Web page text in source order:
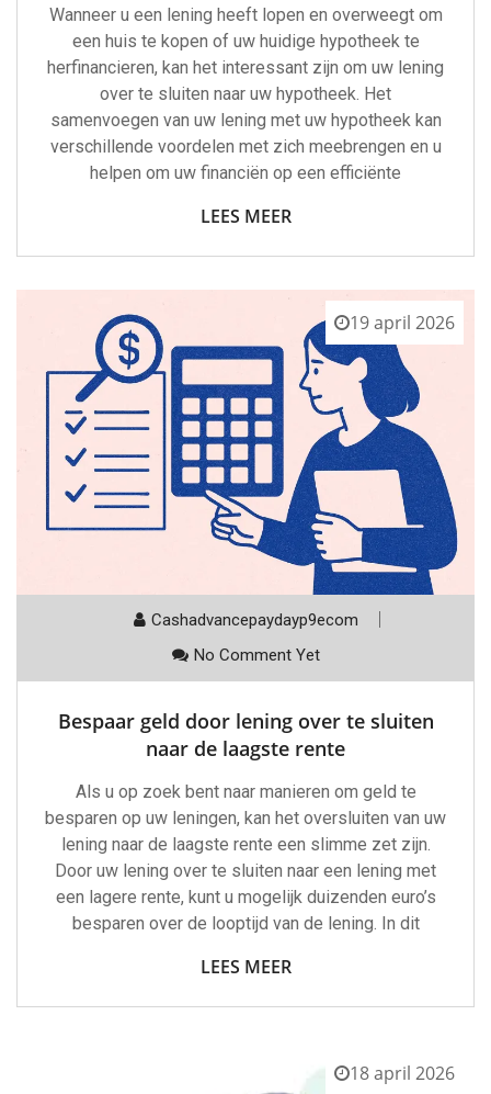
Wanneer u een lening heeft lopen en overweegt om
een huis te kopen of uw huidige hypotheek te
herfinancieren, kan het interessant zijn om uw lening
over te sluiten naar uw hypotheek. Het
samenvoegen van uw lening met uw hypotheek kan
verschillende voordelen met zich meebrengen en u
helpen om uw financiën op een efficiënte
LEES MEER
19 april 2026
Cashadvancepaydayp9ecom
No Comment Yet
Bespaar geld door lening over te sluiten
naar de laagste rente
Als u op zoek bent naar manieren om geld te
besparen op uw leningen, kan het oversluiten van uw
lening naar de laagste rente een slimme zet zijn.
Door uw lening over te sluiten naar een lening met
een lagere rente, kunt u mogelijk duizenden euro’s
besparen over de looptijd van de lening. In dit
LEES MEER
18 april 2026